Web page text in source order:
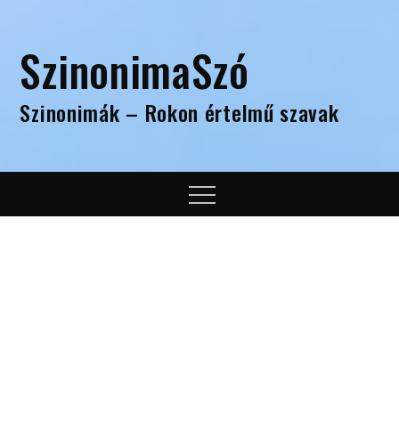
contentSzinonimaSzó
Szinonimák – Rokon értelmű szavak
Menu